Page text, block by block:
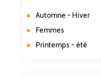
Automne - Hiver
Femmes
Printemps - été